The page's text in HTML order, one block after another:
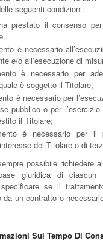
seguenti condizioni:
prestato il consenso
è necessario
e/o all’esecuzione di
è necessario per
è soggetto il Titolare;
è necessario per
pubblico o per
il Titolare;
è necessario per il
del Titolare o di
possibile richiedere
giuridica di ciascun
se il
da un contratto o
Sul Tempo Di